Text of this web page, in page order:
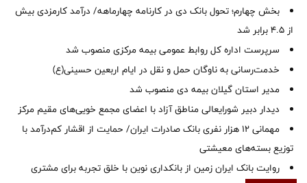
بخش چهارم؛ تحول بانک دی در کارنامه چهارماهه/ درآمد کارمزدی بیش
از ۴.۵ برابر شد
سرپرست اداره کل روابط عمومی بیمه مرکزی منصوب شد
خدمت‌رسانی به ناوگان حمل و نقل در ایام اربعین حسینی(ع)
‌مدیر استان گیلان بیمه دی منصوب شد
دیدار دبیر شورایعالی مناطق آزاد با اعضای مجمع خویی‌های مقیم مرکز
مهمانی ۱۲ هزار نفری بانک صادرات ایران/ حمایت از اقشار کم‌درآمد با
توزیع بسته‌های معیشتی
روایت بانک ایران زمین از بانکداری نوین با خلق تجربه برای مشتری